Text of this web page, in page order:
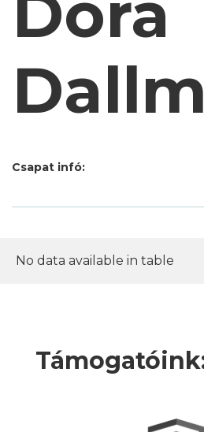
Csapat infó:
No data available in table